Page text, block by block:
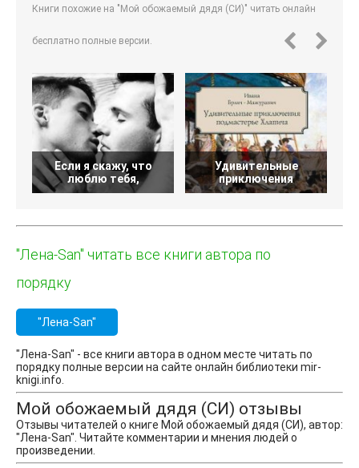
Книги похожие на "Мой обожаемый дядя (СИ)" читать онлайн
бесплатно полные версии.
Если я скажу, что
люблю тебя,
Удивительные
приключения
"Лена-San" читать все книги автора по
порядку
"Лена-San"
"Лена-San" - все книги автора в одном месте читать по
порядку полные версии на сайте онлайн библиотеки mir-
knigi.info.
Мой обожаемый дядя (СИ) отзывы
Отзывы читателей о книге Мой обожаемый дядя (СИ), автор:
"Лена-San". Читайте комментарии и мнения людей о
произведении.